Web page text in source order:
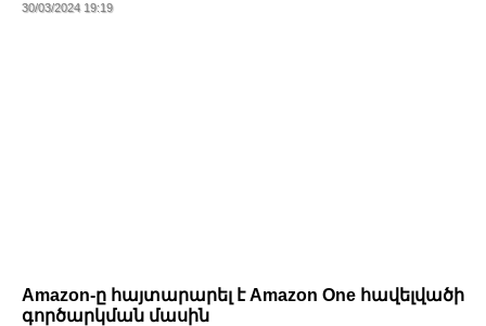
30/03/2024 19:19
Amazon-ը հայտարարել է Amazon One հավելվածի
գործարկման մասին